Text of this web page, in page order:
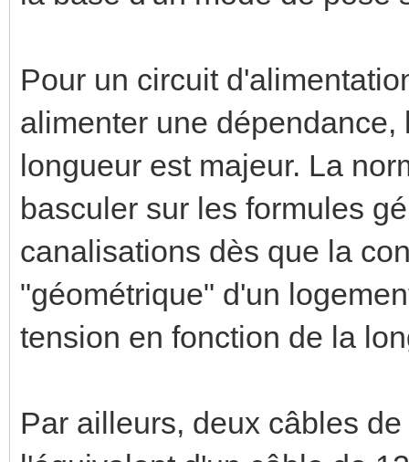
Pour un circuit
alimenter une
longueur est majeur. La
basculer sur les formules
canalisations dès que la
"géométrique" d'un
tension en fonction de la
Par ailleurs, deux câbles